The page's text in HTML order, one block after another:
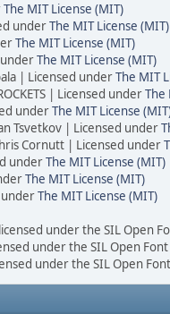
The MIT License (MIT)
underThe MIT License (MIT)
The MIT License (MIT)
The MIT License (MIT)
| Licensed underThe MIT
| Licensed underThe
underThe MIT License
Tsvetkov | Licensed under
Cornutt | Licensed under
underThe MIT License (MIT)
The MIT License (MIT)
underThe MIT License (MIT)
under the SIL Open
under the SIL Open Font
under the SIL Open